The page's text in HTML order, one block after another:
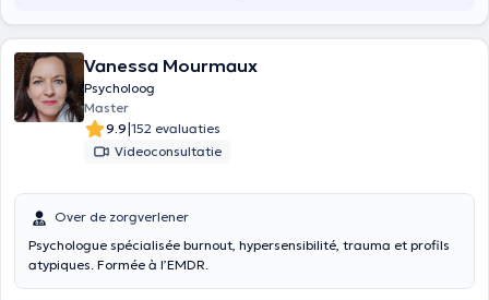
Vanessa Mourmaux
Psycholoog
Master
9.9|152 evaluaties
Videoconsultatie
Over de zorgverlener
Psychologue spécialisée burnout, hypersensibilité, trauma et profils
atypiques. Formée à l’EMDR.